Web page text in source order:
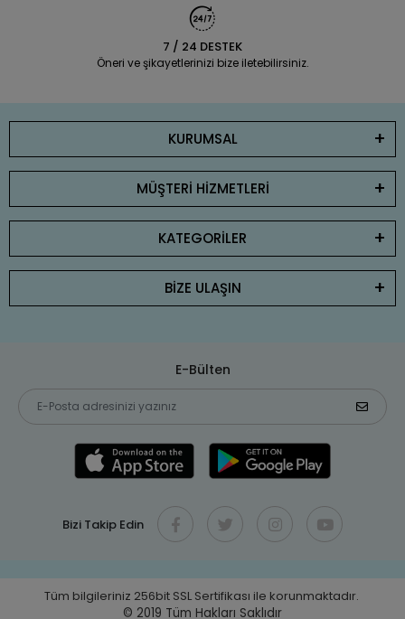
7 / 24 DESTEK
Öneri ve şikayetlerinizi bize iletebilirsiniz.
KURUMSAL
MÜŞTERİ HİZMETLERİ
KATEGORİLER
BİZE ULAŞIN
E-Bülten
Bizi Takip Edin
Tüm bilgileriniz 256bit SSL Sertifikası ile korunmaktadır.
© 2019 Tüm Hakları Saklıdır